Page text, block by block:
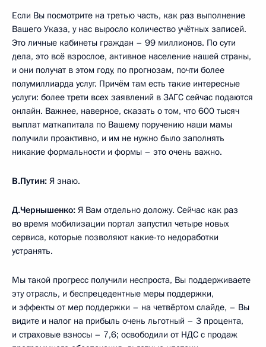
Если Вы посмотрите на третью часть, как раз выполнение
Вашего Указа, у нас выросло количество учётных записей.
Это личные кабинеты граждан – 99 миллионов. По сути
дела, это всё взрослое, активное население нашей страны,
и они получат в этом году, по прогнозам, почти более
полумиллиарда услуг. Причём там есть такие интересные
услуги: более трети всех заявлений в ЗАГС сейчас подаются
онлайн. Важнее, наверное, сказать о том, что 600 тысяч
выплат маткапитала по Вашему поручению наши мамы
получили проактивно, и им не нужно было заполнять
никакие формальности и формы – это очень важно.
В.Путин: Я знаю.
Д.Чернышенко: Я Вам отдельно доложу. Сейчас как раз
во время мобилизации портал запустил четыре новых
сервиса, которые позволяют какие-то недоработки
устранять.
Мы такой прогресс получили неспроста, Вы поддерживаете
эту отрасль, и беспрецедентные меры поддержки,
и эффекты от мер поддержки – на четвёртом слайде, – Вы
видите и налог на прибыль очень льготный – 3 процента,
и страховые взносы – 7,6; освободили от НДС с продаж